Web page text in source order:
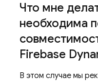
Что мне
необходима
Firebase
В этом случае мы